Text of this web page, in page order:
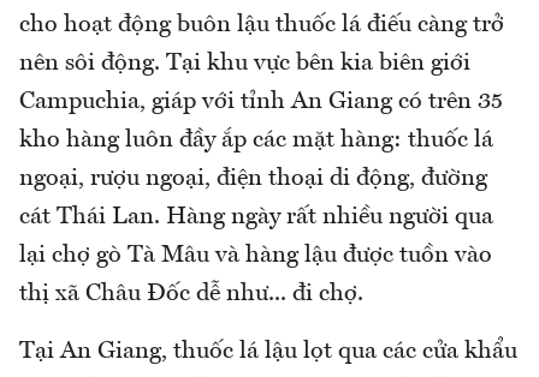
cho hoạt động buôn lậu thuốc lá điếu càng trở
nên sôi động. Tại khu vực bên kia biên giới
Campuchia, giáp với tỉnh An Giang có trên 35
kho hàng luôn đầy ắp các mặt hàng: thuốc lá
ngoại, rượu ngoại, điện thoại di động, đường
cát Thái Lan. Hàng ngày rất nhiều người qua
lại chợ gò Tà Mâu và hàng lậu được tuồn vào
thị xã Châu Đốc dễ như... đi chợ.
Tại An Giang, thuốc lá lậu lọt qua các cửa khẩu